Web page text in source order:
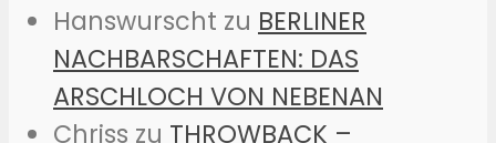
Hanswurscht zu BERLINER
NACHBARSCHAFTEN: DAS
ARSCHLOCH VON NEBENAN
Chriss zu THROWBACK –